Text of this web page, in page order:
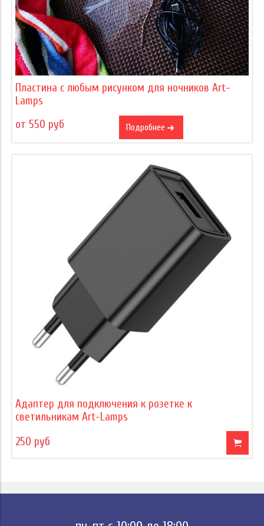
Пластина с любым рисунком для ночников Art-
Lamps
от 550 руб
Подробнее
Адаптер для подключения к розетке к
светильникам Art-Lamps
250 руб